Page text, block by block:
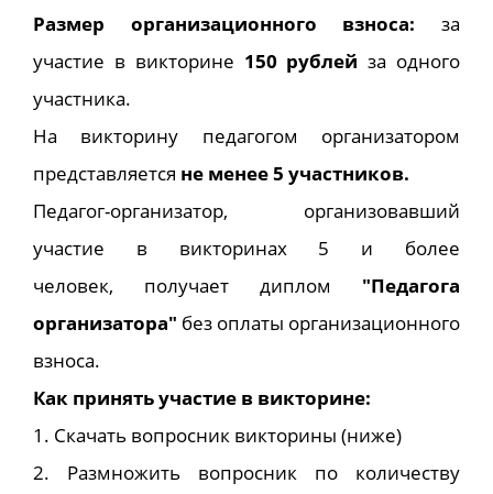
Размер организационного взноса: за
участие в викторине 150 рублей за одного
участника.
На викторину педагогом организатором
представляется не менее 5 участников.
Педагог-организатор, организовавший
участие в викторинах 5 и более
человек, получает диплом "Педагога
организатора" без оплаты организационного
взноса.
Как принять участие в викторине:
1. Скачать вопросник викторины (ниже)
2. Размножить вопросник по количеству